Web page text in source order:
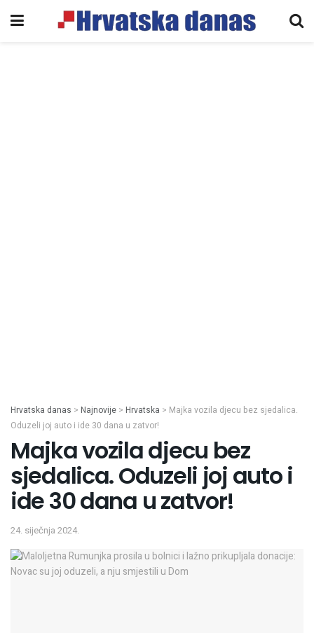
Hrvatska danas > Najnovije > Hrvatska > Majka vozila djecu bez sjedalica.
Oduzeli joj auto i ide 30 dana u zatvor!
Majka vozila djecu bez
sjedalica. Oduzeli joj auto i
ide 30 dana u zatvor!
24. siječnja 2024.